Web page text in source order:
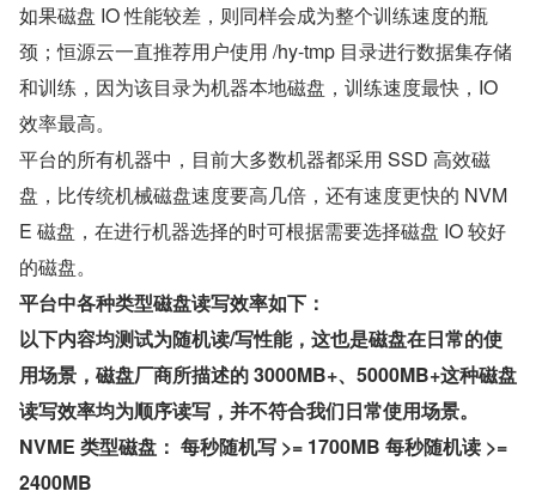
如果磁盘 IO 性能较差，则同样会成为整个训练速度的瓶
颈；恒源云一直推荐用户使用 /hy-tmp 目录进行数据集存储
和训练，因为该目录为机器本地磁盘，训练速度最快，IO
效率最高。
平台的所有机器中，目前大多数机器都采用 SSD 高效磁
盘，比传统机械磁盘速度要高几倍，还有速度更快的 NVM
E 磁盘，在进行机器选择的时可根据需要选择磁盘 IO 较好
的磁盘。
平台中各种类型磁盘读写效率如下：
以下内容均测试为随机读/写性能，这也是磁盘在日常的使
用场景，磁盘厂商所描述的 3000MB+、5000MB+这种磁盘
读写效率均为顺序读写，并不符合我们日常使用场景。
NVME 类型磁盘： 每秒随机写 >= 1700MB 每秒随机读 >=
2400MB